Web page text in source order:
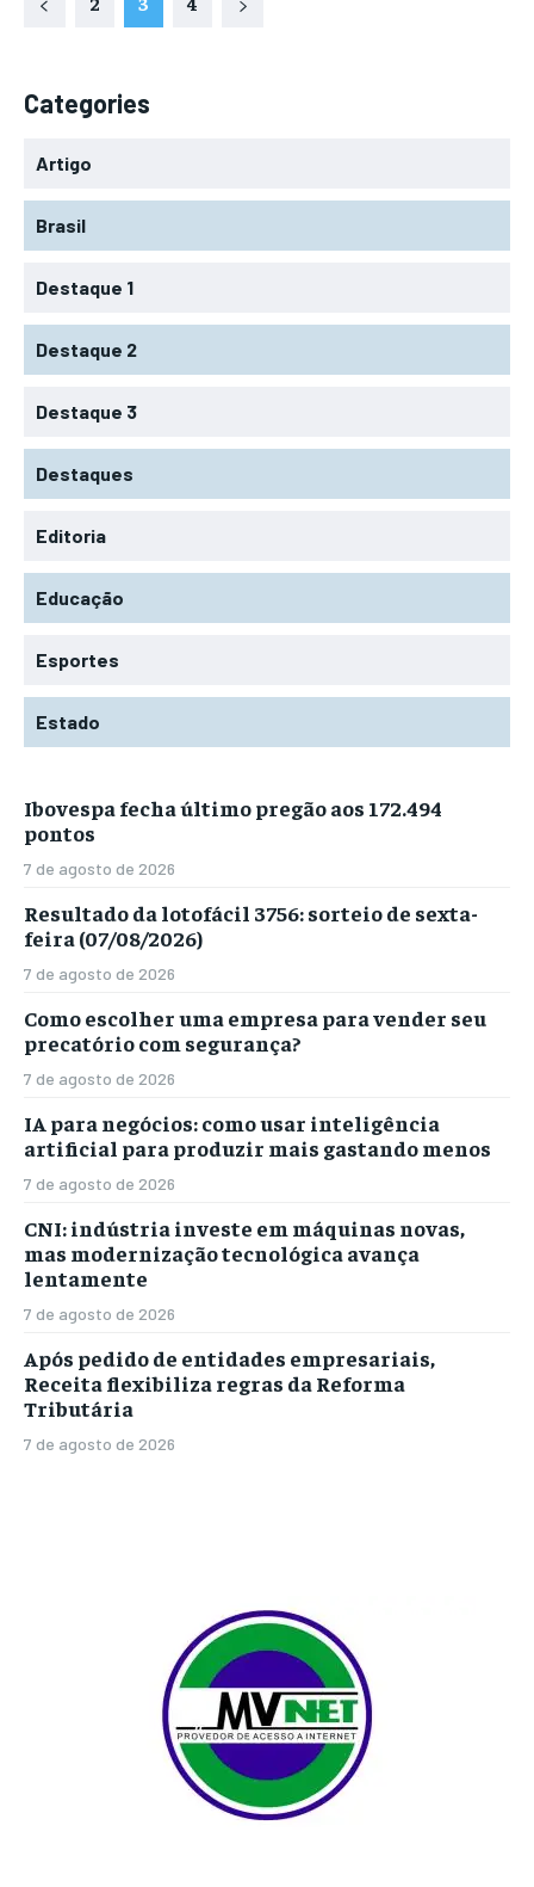
Categories
Artigo
Brasil
Destaque 1
Destaque 2
Destaque 3
Destaques
Editoria
Educação
Esportes
Estado
Ibovespa fecha último pregão aos 172.494
pontos
7 de agosto de 2026
Resultado da lotofácil 3756: sorteio de sexta-
feira (07/08/2026)
7 de agosto de 2026
Como escolher uma empresa para vender seu
precatório com segurança?
7 de agosto de 2026
IA para negócios: como usar inteligência
artificial para produzir mais gastando menos
7 de agosto de 2026
CNI: indústria investe em máquinas novas,
mas modernização tecnológica avança
lentamente
7 de agosto de 2026
Após pedido de entidades empresariais,
Receita flexibiliza regras da Reforma
Tributária
7 de agosto de 2026